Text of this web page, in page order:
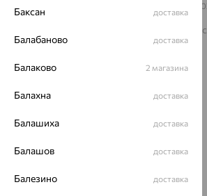
–
Архив акций
Карта сайта
На информационном ресурсе
рекомендательные технологии
Политика конфеденциальности
Разработка сайта —
Баксан доставка
Балабаново доставка
Балаково 2 магазина
Балахна доставка
Балашиха доставка
Балашов доставка
Балезино доставка